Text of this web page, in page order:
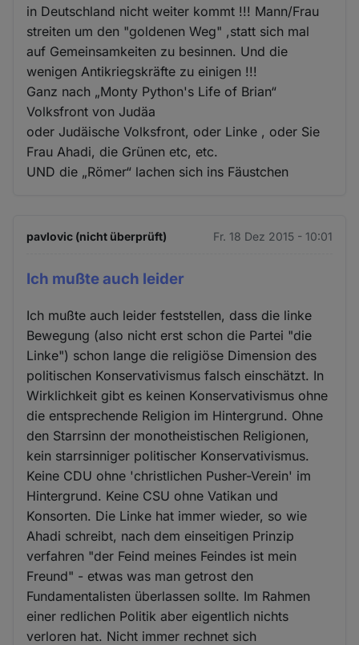
in Deutschland nicht weiter kommt !!! Mann/Frau
streiten um den "goldenen Weg" ,statt sich mal
auf Gemeinsamkeiten zu besinnen. Und die
wenigen Antikriegskräfte zu einigen !!!
Ganz nach „Monty Python's Life of Brian“
Volksfront von Judäa
oder Judäische Volksfront, oder Linke , oder Sie
Frau Ahadi, die Grünen etc, etc.
UND die „Römer“ lachen sich ins Fäustchen
pavlovic (nicht überprüft) Fr. 18 Dez 2015 - 10:01
Ich mußte auch leider
Ich mußte auch leider feststellen, dass die linke
Bewegung (also nicht erst schon die Partei "die
Linke") schon lange die religiöse Dimension des
politischen Konservativismus falsch einschätzt. In
Wirklichkeit gibt es keinen Konservativismus ohne
die entsprechende Religion im Hintergrund. Ohne
den Starrsinn der monotheistischen Religionen,
kein starrsinniger politischer Konservativismus.
Keine CDU ohne 'christlichen Pusher-Verein' im
Hintergrund. Keine CSU ohne Vatikan und
Konsorten. Die Linke hat immer wieder, so wie
Ahadi schreibt, nach dem einseitigen Prinzip
verfahren "der Feind meines Feindes ist mein
Freund" - etwas was man getrost den
Fundamentalisten überlassen sollte. Im Rahmen
einer redlichen Politik aber eigentlich nichts
verloren hat. Nicht immer rechnet sich